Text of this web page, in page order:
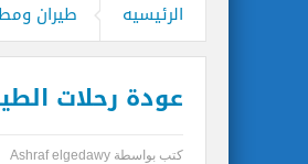
الرئيسيه طيران
عودة رحلات
كتب بواسطة Ashraf elgedawy